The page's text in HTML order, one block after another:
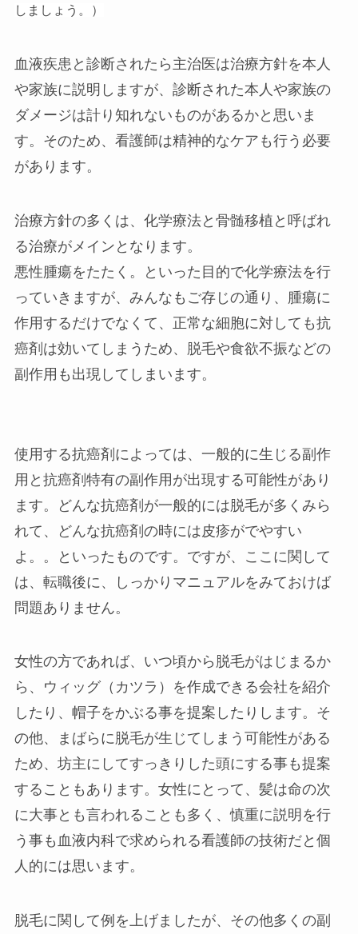
しましょう。）
血液疾患と診断されたら主治医は治療方針を本人
や家族に説明しますが、診断された本人や家族の
ダメージは計り知れないものがあるかと思いま
す。そのため、看護師は精神的なケアも行う必要
があります。
治療方針の多くは、化学療法と骨髄移植と呼ばれ
る治療がメインとなります。
悪性腫瘍をたたく。といった目的で化学療法を行
っていきますが、みんなもご存じの通り、腫瘍に
作用するだけでなくて、正常な細胞に対しても抗
癌剤は効いてしまうため、脱毛や食欲不振などの
副作用も出現してしまいます。
使用する抗癌剤によっては、一般的に生じる副作
用と抗癌剤特有の副作用が出現する可能性があり
ます。どんな抗癌剤が一般的には脱毛が多くみら
れて、どんな抗癌剤の時には皮疹がでやすい
よ。。といったものです。ですが、ここに関して
は、転職後に、しっかりマニュアルをみておけば
問題ありません。
女性の方であれば、いつ頃から脱毛がはじまるか
ら、ウィッグ（カツラ）を作成できる会社を紹介
したり、帽子をかぶる事を提案したりします。そ
の他、まばらに脱毛が生じてしまう可能性がある
ため、坊主にしてすっきりした頭にする事も提案
することもあります。女性にとって、髪は命の次
に大事とも言われることも多く、慎重に説明を行
う事も血液内科で求められる看護師の技術だと個
人的には思います。
脱毛に関して例を上げましたが、その他多くの副